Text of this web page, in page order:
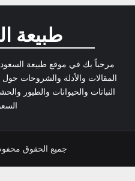
طبيعة
مرحباً بك في موقع طبيعة
المقالات والأدلة والشروحات
النباتات والحيوانات والطيور
جميع الحقوق